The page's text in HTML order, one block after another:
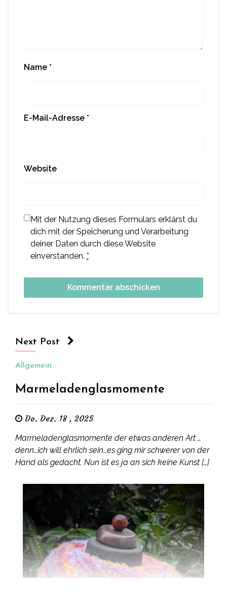
Name *
E-Mail-Adresse *
Website
Mit der Nutzung dieses Formulars erklärst du
dich mit der Speicherung und Verarbeitung
deiner Daten durch diese Website
einverstanden. *
Next Post
Allgemein
Marmeladenglasmomente
Do. Dez. 18 , 2025
Marmeladenglasmomente der etwas anderen Art …
denn…ich will ehrlich sein…es ging mir schwerer von der
Hand als gedacht. Nun ist es ja an sich keine Kunst […]